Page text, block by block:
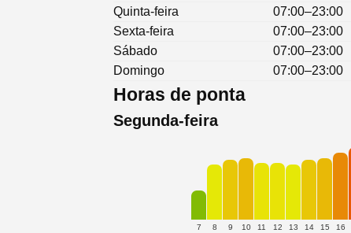
Quinta-feira
07:00–23:00
Sexta-feira
07:00–23:00
Sábado
07:00–23:00
Domingo
07:00–23:00
Horas de ponta
Segunda-feira
7 8 9 10 11 12 13 14 15 16